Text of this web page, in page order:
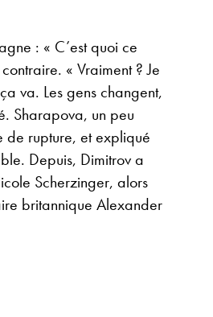
: « C’est quoi ce
« Vraiment ? Je
va. Les gens changent,
Sharapova, un peu
de rupture, et expliqué
Depuis, Dimitrov a
Scherzinger, alors
britannique Alexander